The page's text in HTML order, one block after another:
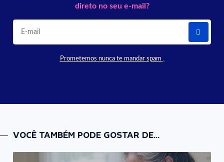
direto no seu e-mail?
Prometemos nunca te mandar spam
VOCÊ TAMBÉM PODE GOSTAR DE...